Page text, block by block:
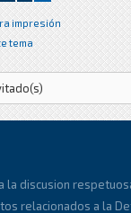
impresión
tema
la discusion
relacionados a la